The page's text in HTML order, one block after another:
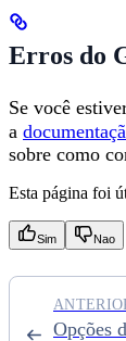
Erros do
Se você
a
sobre como
Esta página foi
Sim Nao
Opções